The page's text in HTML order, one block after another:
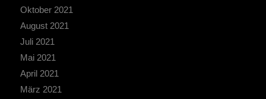
Oktober 2021
August 2021
Juli 2021
Mai 2021
April 2021
März 2021